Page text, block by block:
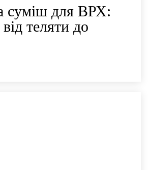
суміш для ВРХ:
теляти до